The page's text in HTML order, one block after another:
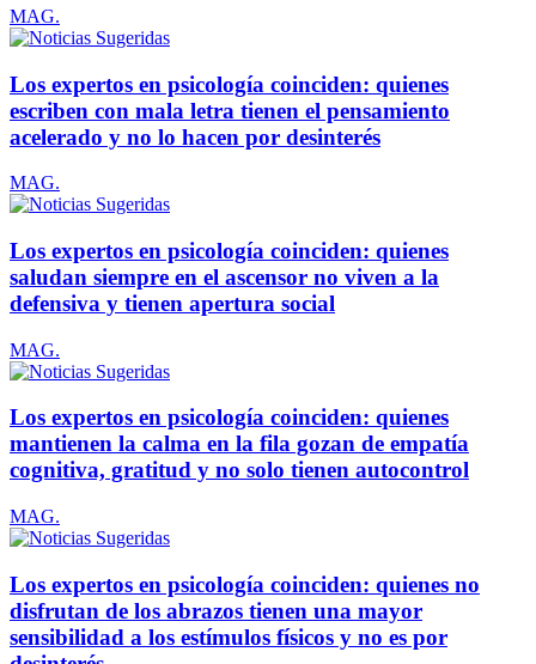
MAG.
Los expertos en psicología coinciden: quienes
escriben con mala letra tienen el pensamiento
acelerado y no lo hacen por desinterés
MAG.
Los expertos en psicología coinciden: quienes
saludan siempre en el ascensor no viven a la
defensiva y tienen apertura social
MAG.
Los expertos en psicología coinciden: quienes
mantienen la calma en la fila gozan de empatía
cognitiva, gratitud y no solo tienen autocontrol
MAG.
Los expertos en psicología coinciden: quienes no
disfrutan de los abrazos tienen una mayor
sensibilidad a los estímulos físicos y no es por